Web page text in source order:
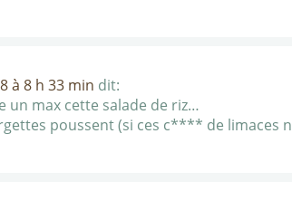
à 8 h 33 min dit:
un max cette salade de riz…
poussent (si ces c**** de limaces